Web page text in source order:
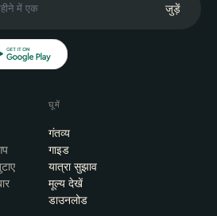
जुड़ें
घूमें
गंतव्य
गाइड
यात्रा सुझाव
मूल्य देखें
डाउनलोड